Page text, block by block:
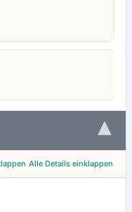
▾
Alle Details einklappen